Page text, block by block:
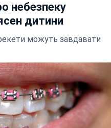
небезпеку
дитини
можуть завдавати